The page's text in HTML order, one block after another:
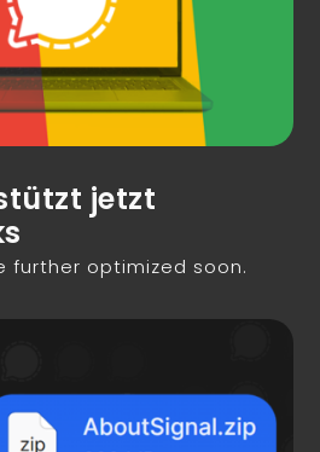
jetzt
further optimized soon.